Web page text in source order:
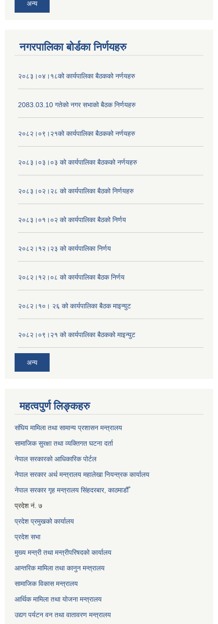
अन्य
नगरपालिका बोर्डका निर्णयहरु
२०८३।०४।१८को कार्यपालिका बैठकको नर्णयहरु
2083.03.10 गतेको नगर सभाको बैठक निर्णयहरु
२०८२।०९।२१को कार्यपालिका बैठकको नर्णयहरु
२०८३।०३।०३ को कार्यपालिका बैठकको नर्णयहरु
२०८३।०२।२८ को कार्यपालिका बैठको निर्णयहरु
२०८३।०१।०२ को कार्यपालिका बैठको निर्णय
२०८२।१२।२३ को कार्यपालिका निर्णय
२०८२।१२।०८ को कार्यपालिका बैठक निर्णय
२०८२।१०। २६ को कार्यपालिका बैठक माइन्युट
२०८२।०९।२१ को कार्यपालिका बैठकको माइन्युट
अन्य
महत्वपुर्ण लिङ्कहरु
संघिय मामिला तथा सामान्य प्रशासन मन्त्रालय
सामाजिक सुरक्षा तथा व्यक्तिगत घटना दर्ता
नेपाल सरकारको आधिकारिक पोर्टल
नेपाल सरकार अर्थ मन्त्रालय महालेखा नियन्त्रक कार्यालय
नेपाल सरकार गृह मन्त्रालय सिंहदरबार, काठमाडौँ
प्रदेश नं. ७
प्रदेश प्रमुखको कार्यालय
प्रदेश सभा
मुख्य मन्त्री तथा मन्त्रीपरिषदको कार्यालय
आन्तरिक मामिला तथा कानुन मन्त्रालय
सामाजिक विकास मन्त्रालय
आर्थिक मामिला तथा योजना मन्त्रालय
उद्यग पर्यटन वन तथा वातावरण मन्त्रालय